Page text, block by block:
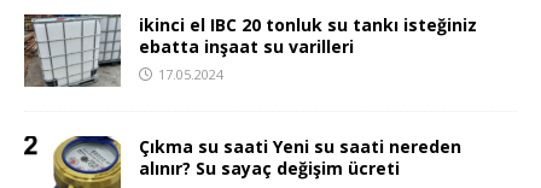
ikinci el IBC 20 tonluk su tankı isteğiniz
ebatta inşaat su varilleri
17.05.2024
Çıkma su saati Yeni su saati nereden
alınır? Su sayaç değişim ücreti